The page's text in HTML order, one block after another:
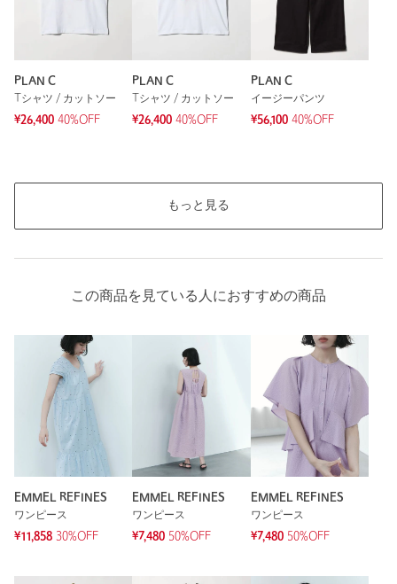
PLAN C
Tシャツ / カットソー
¥26,400 40%OFF
PLAN C
Tシャツ / カットソー
¥26,400 40%OFF
PLAN C
イージーパンツ
¥56,100 40%OFF
もっと見る
この商品を見ている人におすすめの商品
EMMEL REFINES
ワンピース
¥11,858 30%OFF
EMMEL REFINES
ワンピース
¥7,480 50%OFF
EMMEL REFINES
ワンピース
¥7,480 50%OFF